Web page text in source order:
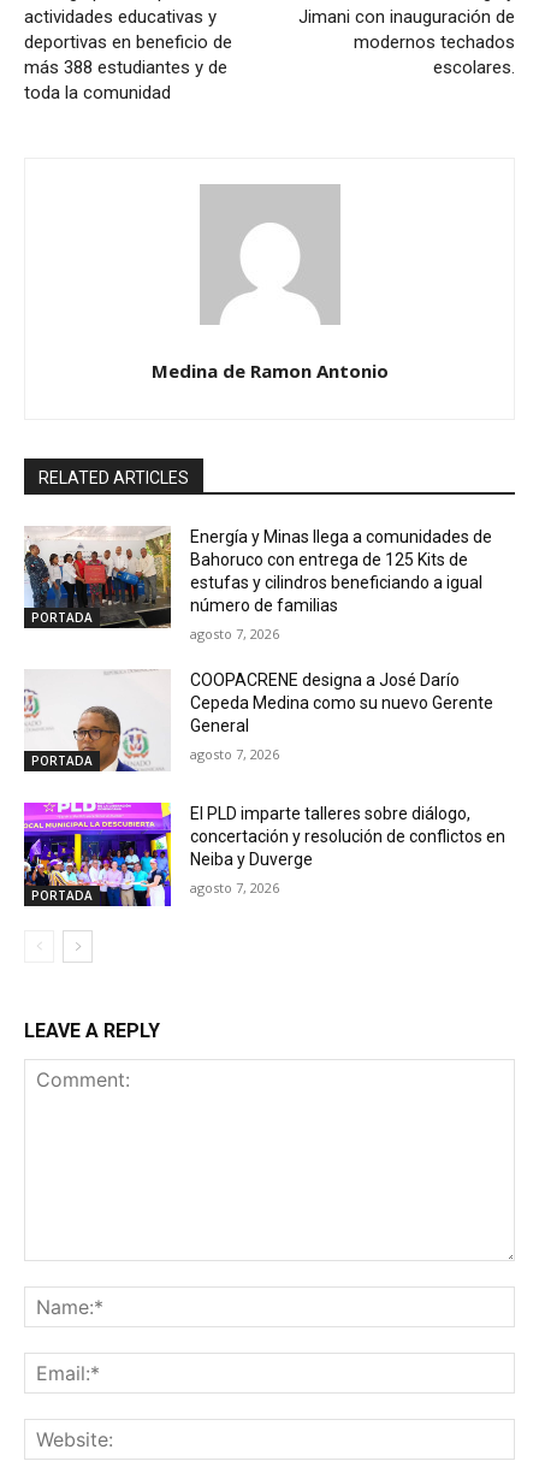
actividades educativas y
deportivas en beneficio de
más 388 estudiantes y de
toda la comunidad
Jimani con inauguración de
modernos techados
escolares.
Medina de Ramon Antonio
RELATED ARTICLES
PORTADA
Energía y Minas llega a comunidades de
Bahoruco con entrega de 125 Kits de
estufas y cilindros beneficiando a igual
número de familias
agosto 7, 2026
PORTADA
COOPACRENE designa a José Darío
Cepeda Medina como su nuevo Gerente
General
agosto 7, 2026
PORTADA
El PLD imparte talleres sobre diálogo,
concertación y resolución de conflictos en
Neiba y Duverge
agosto 7, 2026
LEAVE A REPLY